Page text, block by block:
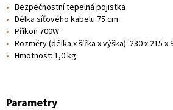
Bezpečnostní tepelná pojistka
Délka síťového kabelu 75 cm
Příkon 700W
Rozměry (délka x šířka x výška): 230 x 215 x
Hmotnost: 1,0 kg
Parametry